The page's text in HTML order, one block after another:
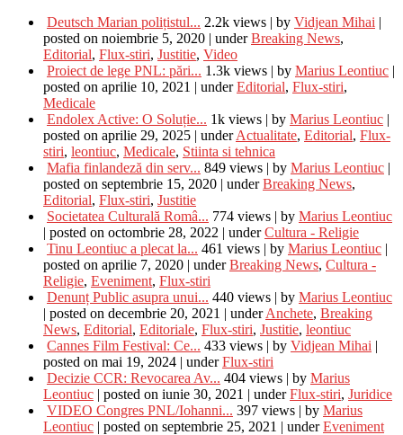
Deutsch Marian polițistul... 2.2k views | by Vidjean Mihai |
posted on noiembrie 5, 2020 | underBreaking News,
Editorial, Flux-stiri, Justitie, Video
Proiect de lege PNL: pări... 1.3k views | by Marius Leontiuc |
posted on aprilie 10, 2021 | underEditorial, Flux-stiri,
Medicale
Endolex Active: O Soluție... 1k views | by Marius Leontiuc |
posted on aprilie 29, 2025 | underActualitate, Editorial, Flux-
stiri, leontiuc, Medicale, Stiinta si tehnica
Mafia finlandeză din serv... 849 views | by Marius Leontiuc |
posted on septembrie 15, 2020 | underBreaking News,
Editorial, Flux-stiri, Justitie
Societatea Culturală Româ... 774 views | by Marius Leontiuc
| posted on octombrie 28, 2022 | underCultura - Religie
Tinu Leontiuc a plecat la... 461 views | by Marius Leontiuc |
posted on aprilie 7, 2020 | underBreaking News, Cultura -
Religie, Eveniment, Flux-stiri
Denunț Public asupra unui... 440 views | by Marius Leontiuc
| posted on decembrie 20, 2021 | underAnchete, Breaking
News, Editorial, Editoriale, Flux-stiri, Justitie, leontiuc
Cannes Film Festival: Ce... 433 views | by Vidjean Mihai |
posted on mai 19, 2024 | underFlux-stiri
Decizie CCR: Revocarea Av... 404 views | by Marius
Leontiuc | posted on iunie 30, 2021 | underFlux-stiri, Juridice
VIDEO Congres PNL/Iohanni... 397 views | by Marius
Leontiuc | posted on septembrie 25, 2021 | underEveniment